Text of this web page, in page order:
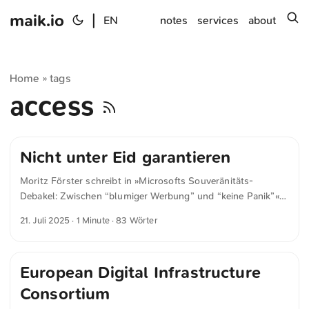
maik.io EN notes services about
Home »tags
access
Nicht unter Eid garantieren
Moritz Förster schreibt in »Microsofts Souveränitäts-
Debakel: Zwischen “blumiger Werbung” und “keine Panik”«
Microsoft kann nicht unter Eid garantieren, dass Daten von
französische UGAP bezog, sind die potenziellen
Auswirkungen weitaus größer – US-Cloud-Anbieter
versuchen aktuell, mit Souveränitätsversprechen um
21. Juli 2025 · 1 Minute · 83 Wörter
European Digital Infrastructure
Consortium